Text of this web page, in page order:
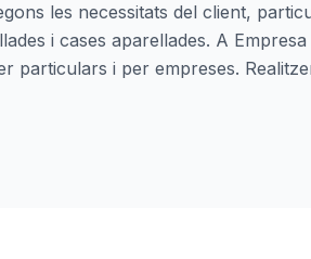
les necessitats del client,
i cases aparellades. A
particulars i per empreses.